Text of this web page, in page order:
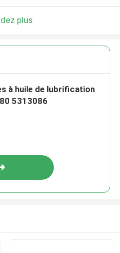
plus
à huile de lubrification
5313086